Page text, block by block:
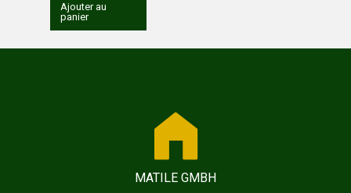
Ajouter au
panier
MATILE GMBH